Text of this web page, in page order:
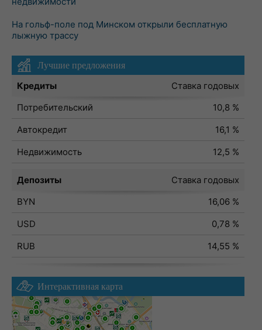
На гольф-поле под Минском открыли бесплатную
лыжную трассу
Лучшие предложения
Кредиты
Ставка годовых
Потребительский
10,8 %
Автокредит
16,1 %
Недвижимость
12,5 %
Депозиты
Ставка годовых
BYN
16,06 %
USD
0,78 %
RUB
14,55 %
Интерактивная карта